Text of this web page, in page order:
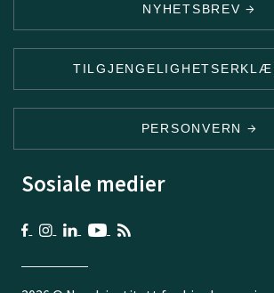
NYHETSBREV
PERSONVERN
Sosiale medier